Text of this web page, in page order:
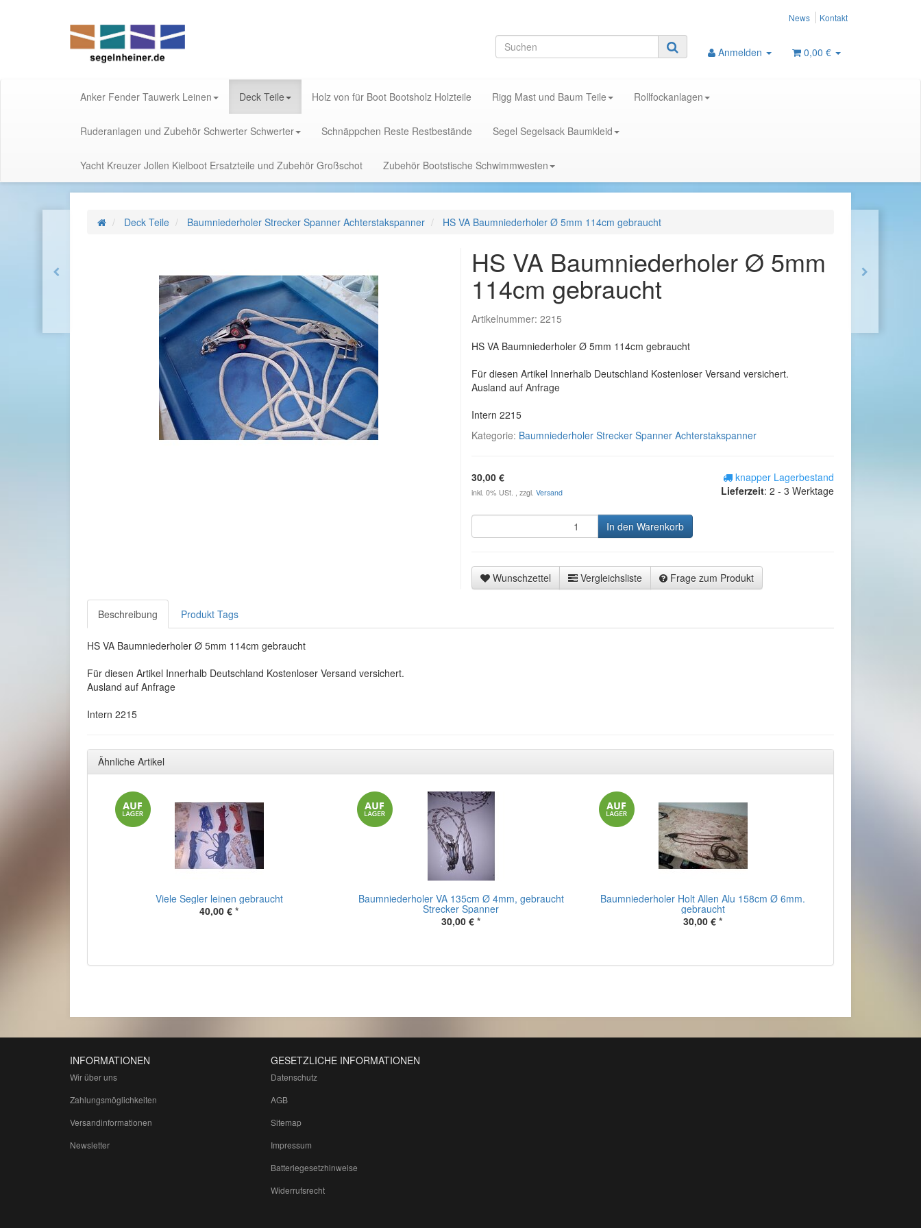
News Kontakt
Anmelden 0,00 €
Anker Fender Tauwerk Leinen Deck Teile Holz von für Boot Bootsholz Holzteile Rigg Mast und Baum Teile Rollfockanlagen
Ruderanlagen und Zubehör Schwerter Schwerter Schnäppchen Reste Restbestände Segel Segelsack Baumkleid
Yacht Kreuzer Jollen Kielboot Ersatzteile und Zubehör Großschot Zubehör Bootstische Schwimmwesten
Deck Teile Baumniederholer Strecker Spanner Achterstakspanner HS VA Baumniederholer Ø 5mm 114cm gebraucht
HS VA Baumniederholer Ø 5mm
114cm gebraucht
Artikelnummer: 2215
HS VA Baumniederholer Ø 5mm 114cm gebraucht
Für diesen Artikel Innerhalb Deutschland Kostenloser Versand versichert.
Ausland auf Anfrage
Intern 2215
Kategorie: Baumniederholer Strecker Spanner Achterstakspanner
30,00 €
inkl. 0% USt. , zzgl. Versand
knapper Lagerbestand
Lieferzeit: 2 - 3 Werktage
In den Warenkorb
Wunschzettel Vergleichsliste Frage zum Produkt
Beschreibung Produkt Tags
HS VA Baumniederholer Ø 5mm 114cm gebraucht
Für diesen Artikel Innerhalb Deutschland Kostenloser Versand versichert.
Ausland auf Anfrage
Intern 2215
Ähnliche Artikel
Viele Segler leinen gebraucht
40,00 € *
Baumniederholer VA 135cm Ø 4mm, gebraucht
Strecker Spanner
30,00 € *
Baumniederholer Holt Allen Alu 158cm Ø 6mm.
gebraucht
30,00 € *
INFORMATIONEN
Wir über uns
Zahlungsmöglichkeiten
Versandinformationen
Newsletter
GESETZLICHE INFORMATIONEN
Datenschutz
AGB
Sitemap
Impressum
Batteriegesetzhinweise
Widerrufsrecht